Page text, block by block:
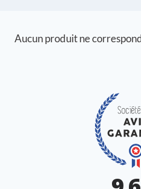
Aucun produit ne